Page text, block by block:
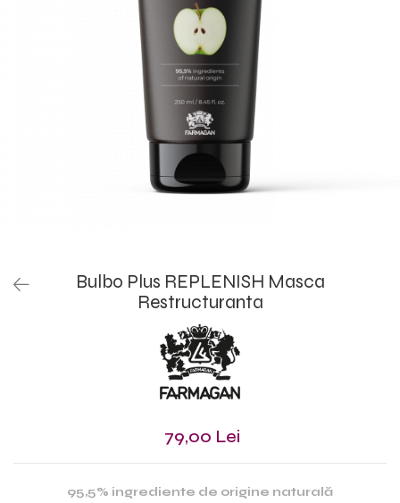
Bulbo Plus REPLENISH Masca
Restructuranta
79,00 Lei
95,5% ingrediente de origine naturală